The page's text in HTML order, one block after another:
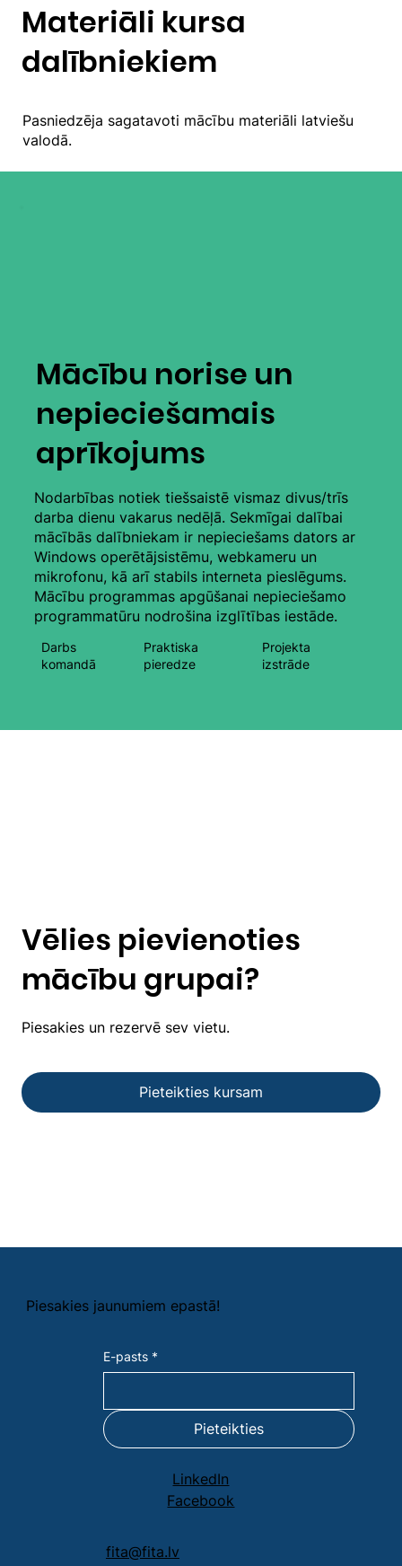
Materiāli kursa
dalībniekiem
Pasniedzēja sagatavoti mācību materiāli latviešu
valodā.
Mācību norise un
nepieciešamais
aprīkojums
Nodarbības notiek tiešsaistē vismaz divus/trīs
darba dienu vakarus nedēļā. Sekmīgai dalībai
mācībās dalībniekam ir nepieciešams dators ar
Windows operētājsistēmu, webkameru un
mikrofonu, kā arī stabils interneta pieslēgums.
Mācību programmas apgūšanai nepieciešamo
programmatūru nodrošina izglītības iestāde.
Darbs
komandā
Praktiska
pieredze
Projekta
izstrāde
Vēlies pievienoties
mācību grupai?
Piesakies un rezervē sev vietu.
Pieteikties kursam
fita@fita.lv
LinkedIn
Facebook
Piesakies jaunumiem epast​ā!
E-pasts *
Pieteikties